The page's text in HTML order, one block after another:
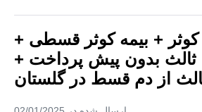
کوثر
+
خرید
بیمه
ثالث
بدون
پرداخت
+ بیمه کوثر قسطی +
ثالث بدون پیش پرداخت +
از دم قسط در گلستان